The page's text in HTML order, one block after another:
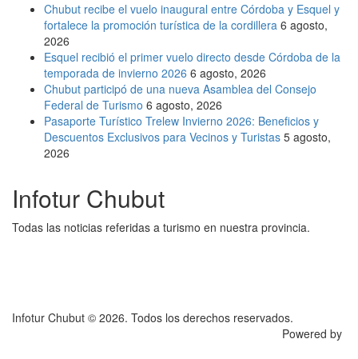
Chubut recibe el vuelo inaugural entre Córdoba y Esquel y
fortalece la promoción turística de la cordillera 6 agosto,
2026
Esquel recibió el primer vuelo directo desde Córdoba de la
temporada de invierno 2026 6 agosto, 2026
Chubut participó de una nueva Asamblea del Consejo
Federal de Turismo 6 agosto, 2026
Pasaporte Turístico Trelew Invierno 2026: Beneficios y
Descuentos Exclusivos para Vecinos y Turistas 5 agosto,
2026
Infotur Chubut
Todas las noticias referidas a turismo en nuestra provincia.
Infotur Chubut © 2026. Todos los derechos reservados.
Powered by